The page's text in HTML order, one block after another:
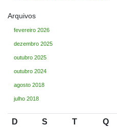
Arquivos
fevereiro 2026
dezembro 2025
outubro 2025
outubro 2024
agosto 2018
julho 2018
D S T Q